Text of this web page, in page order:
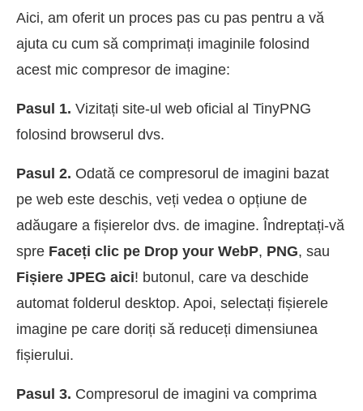
Aici, am oferit un proces pas cu pas pentru a vă
ajuta cu cum să comprimați imaginile folosind
acest mic compresor de imagine:
Pasul 1. Vizitați site-ul web oficial al TinyPNG
folosind browserul dvs.
Pasul 2. Odată ce compresorul de imagini bazat
pe web este deschis, veți vedea o opțiune de
adăugare a fișierelor dvs. de imagine. Îndreptați-vă
spre Faceți clic pe Drop your WebP, PNG, sau
Fișiere JPEG aici! butonul, care va deschide
automat folderul desktop. Apoi, selectați fișierele
imagine pe care doriți să reduceți dimensiunea
fișierului.
Pasul 3. Compresorul de imagini va comprima